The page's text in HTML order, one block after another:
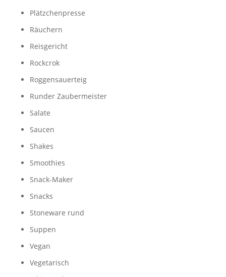
Plätzchenpresse
Räuchern
Reisgericht
Rockcrok
Roggensauerteig
Runder Zaubermeister
Salate
Saucen
Shakes
Smoothies
Snack-Maker
Snacks
Stoneware rund
Suppen
Vegan
Vegetarisch